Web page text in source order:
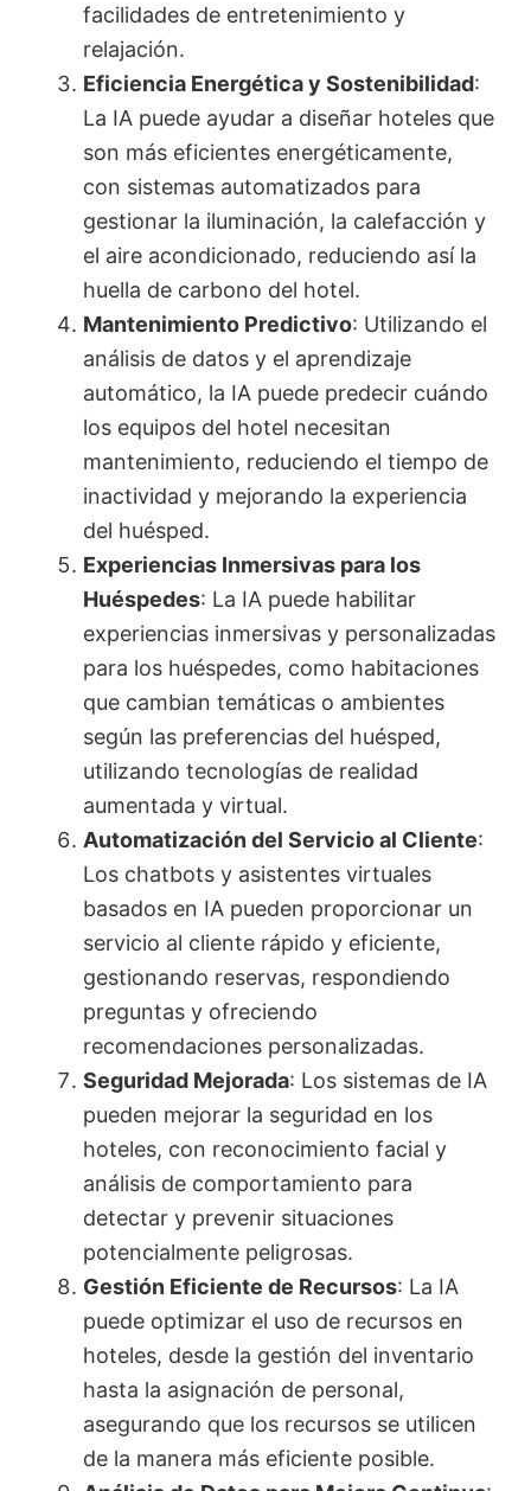
facilidades de entretenimiento y
relajación.
Eficiencia Energética y Sostenibilidad:
La IA puede ayudar a diseñar hoteles que
son más eficientes energéticamente,
con sistemas automatizados para
gestionar la iluminación, la calefacción y
el aire acondicionado, reduciendo así la
huella de carbono del hotel.
Mantenimiento Predictivo: Utilizando el
análisis de datos y el aprendizaje
automático, la IA puede predecir cuándo
los equipos del hotel necesitan
mantenimiento, reduciendo el tiempo de
inactividad y mejorando la experiencia
del huésped.
Experiencias Inmersivas para los
Huéspedes: La IA puede habilitar
experiencias inmersivas y personalizadas
para los huéspedes, como habitaciones
que cambian temáticas o ambientes
según las preferencias del huésped,
utilizando tecnologías de realidad
aumentada y virtual.
Automatización del Servicio al Cliente:
Los chatbots y asistentes virtuales
basados en IA pueden proporcionar un
servicio al cliente rápido y eficiente,
gestionando reservas, respondiendo
preguntas y ofreciendo
recomendaciones personalizadas.
Seguridad Mejorada: Los sistemas de IA
pueden mejorar la seguridad en los
hoteles, con reconocimiento facial y
análisis de comportamiento para
detectar y prevenir situaciones
potencialmente peligrosas.
Gestión Eficiente de Recursos: La IA
puede optimizar el uso de recursos en
hoteles, desde la gestión del inventario
hasta la asignación de personal,
asegurando que los recursos se utilicen
de la manera más eficiente posible.